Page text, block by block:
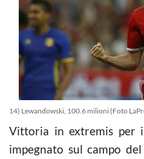
14) Lewandowski, 100.6 milioni (Foto
Vittoria in extremis per
impegnato sul campo del